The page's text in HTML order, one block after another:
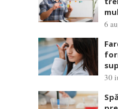
6
30